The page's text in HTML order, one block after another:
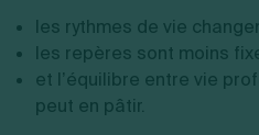
les rythmes de vie
les repères sont moins
et l’équilibre entre vie
peut en pâtir.